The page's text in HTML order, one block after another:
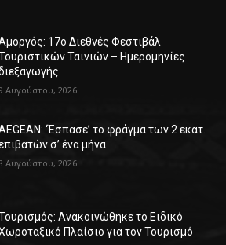
17ο Διεθνές Φεστιβάλ
Ταινιών – Ημερομηνίες
Αυγούστου, 2026
‘Έσπασε’ το φράγμα των 2 εκατ.
σ’ ένα μήνα
Αυγούστου, 2026
Ανακοινώθηκε το Ειδικό
Πλαίσιο για τον Τουρισμό